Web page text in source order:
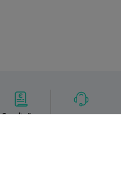
Condições
Apoio ao cliente